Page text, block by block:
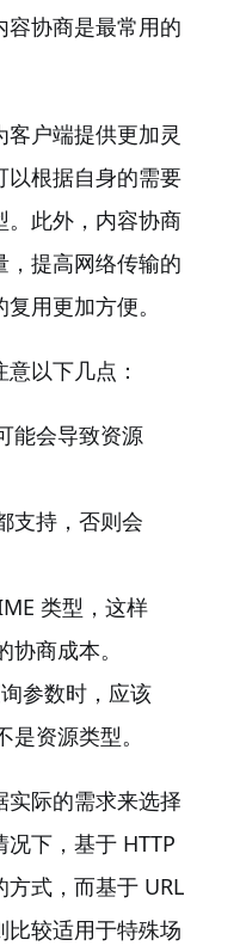
容协商是最常用的
户端提供更加灵
以根据自身的需要
。此外，内容协商
提高网络传输的
用更加方便。
以下几点：
能会导致资源
支持，否则会
类型，这样
商成本。
参数时，应该
资源类型。
际的需求来选择
下，基于 HTTP
式，而基于 URL
比较适用于特殊场